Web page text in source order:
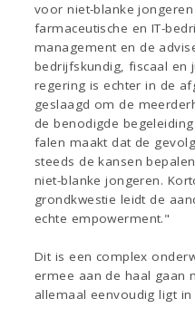
voor niet-blanke
farmaceutische en IT-
management en de
bedrijfskundig, fiscaal en
regering is echter in de
geslaagd om de
de benodigde
falen maakt dat de
steeds de kansen
niet-blanke jongeren.
grondkwestie leidt de
echte empowerment."
Dit is een complex
ermee aan de haal gaan
allemaal eenvoudig ligt in